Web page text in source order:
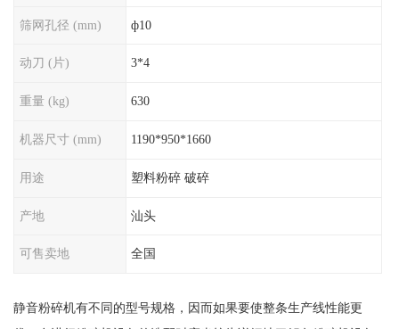
筛网孔径 (mm) ф10
动刀 (片) 3*4
重量 (kg) 630
机器尺寸 (mm) 1190*950*1660
用途 塑料粉碎 破碎
产地 汕头
可售卖地 全国
静音粉碎机有不同的型号规格，因而如果要使整条生产线性能更